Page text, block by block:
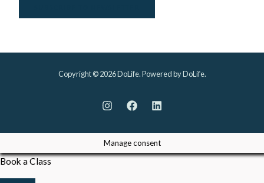
Copyright © 2026 DoLife. Powered by DoLife.
Manage consent
Book a Class